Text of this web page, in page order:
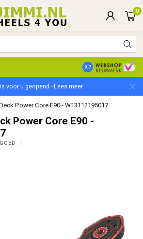
0
2 Jaar Garantie
9.7
voor u geopend - Lees meer
Power Core E90 - W13112195017
Power Core E90 -